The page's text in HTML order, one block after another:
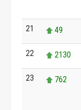
21 49
22 2130
23 762